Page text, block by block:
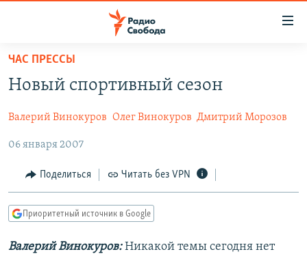
упрощенного
доступа
содержанию
Вернутся
главной
навигации
АВТОРСКИЕ ПРОЕКТЫ
ЦИТАТЫ СВОБОДЫ
МНЕНИЯ
КУЛЬТУРА
IDEL.РЕАЛИИ
КАВКАЗ.РЕАЛИИ
ЧАС ПРЕССЫ
Новый спортивный сезон
Валерий Винокуров Олег Винокуров Дмитрий Морозов
06 января 2007
Поделиться Читать без VPN
Приоритетный источник в Google
Валерий Винокуров: Никакой темы сегодня нет